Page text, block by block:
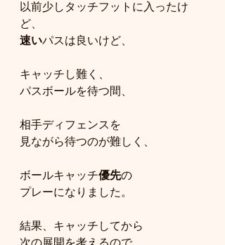
以前少しタッチフットに入ったけ
ど、
速いパスは良いけど、
キャッチし難く、
パスボールを待つ間、
相手ディフェンスを
見ながら待つのが難しく、
ボールキャッチ優先の
プレーになりました。
結果、キャッチしてから
次の展開を考えるので